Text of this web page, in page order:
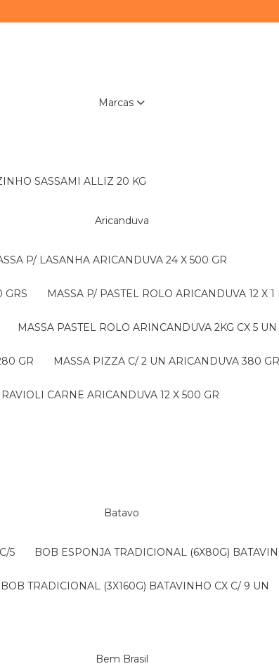
Marcas
SASSAMI ALLIZ 20 KG
Aricanduva
P/ LASANHA ARICANDUVA 24 X 500 GR
GRS MASSA P/ PASTEL ROLO ARICANDUVA 12 X 1
MASSA PASTEL ROLO ARINCANDUVA 2KG CX 5 UN
GR MASSA PIZZA C/ 2 UN ARICANDUVA 380 GR
RAVIOLI CARNE ARICANDUVA 12 X 500 GR
Batavo
5 BOB ESPONJA TRADICIONAL (6X80G)
BOB TRADICIONAL (3X160G) BATAVINHO CX C/ 9 UN
Bem Brasil